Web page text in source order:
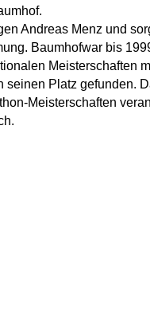
Andreas Menz und
Baumhofwar bis
Meisterschaften
seinen Platz gefunden.
Meisterschaften